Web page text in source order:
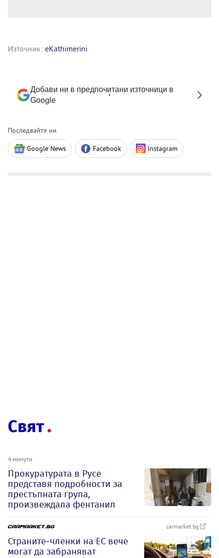
Източник: eKathimerini
Добави ни в предпочитани източници в
Google
Последвайте ни
Google News Facebook Instagram
Свят
4 минути
Прокуратурата в Русе
представя подробности за
престъпната група,
произвеждала фентанил
carmarket.bg
Страните-членки на ЕС вече
могат да забраняват